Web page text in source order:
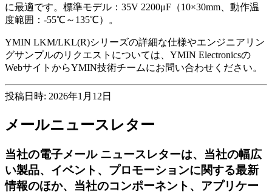
に最適です。標準モデル：35V 2200μF（10×30mm、動作温
度範囲：-55℃～135℃）。
YMIN LKM/LKL(R)シリーズの詳細な仕様やエンジニアリン
グサンプルのリクエストについては、YMIN Electronicsの
WebサイトからYMIN技術チームにお問い合わせください。
投稿日時: 2026年1月12日
メールニュースレター
当社の電子メール ニュースレターは、当社の幅広
い製品、イベント、プロモーションに関する最新
情報のほか、当社のコンポーネント、アプリケー